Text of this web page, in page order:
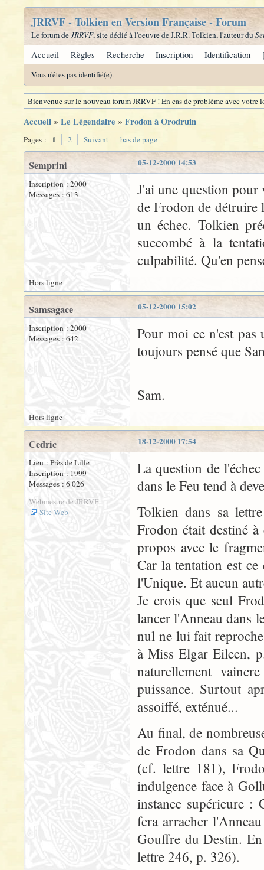
JRRVF - Tolkien en Version Française - Forum
Le forum deJRRVF, site dédié à l'oeuvre de J.R.R. Tolkien, l'auteur du
Accueil Règles Recherche Inscription Identification
Vous n'êtes pas identifié(e).
Bienvenue sur le nouveau forum JRRVF ! En cas de problème avec
Accueil» Le Légendaire » Frodon à Orodruin
Pages : 1 2 Suivant bas de page
05-12-2000 14:53
Semprini
Inscription : 2000
Messages : 613
J'ai une question pour
de Frodon de détruire
un échec. Tolkien
succombé à la
culpabilité. Qu'en
Hors ligne
05-12-2000 15:02
Samsagace
Inscription : 2000
Messages : 642
Pour moi ce n'est pas
toujours pensé que
Sam.
Hors ligne
18-12-2000 17:54
Cedric
Lieu : Près de Lille
Inscription : 1999
Messages : 6 026
Webmestre de JRRVF
Site Web
La question de
dans le Feu tend à
Tolkien dans sa
Frodon était destiné
propos avec le
Car la tentation est
l'Unique. Et aucun
Je crois que seul
lancer l'Anneau dans
nul ne lui fait
à Miss Elgar Eileen,
naturellement
puissance. Surtout
assoiffé, exténué...
Au final, de
de Frodon dans sa
(cf. lettre 181),
indulgence face à
instance supérieure :
fera arracher
Gouffre du Destin.
lettre 246, p. 326).